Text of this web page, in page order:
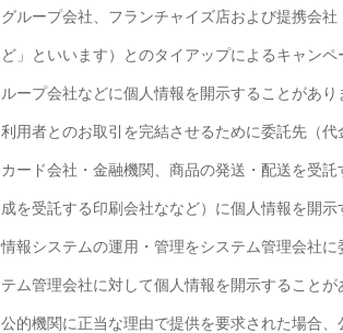
グループ会社、フランチャイズ店および提携会
ど」といいます）とのタイアップによるキャン
ループ会社などに個人情報を開示することがあり
利用者とのお取引を完結させるために委託先（
カード会社・金融機関、商品の発送・配送を受
成を受託する印刷会社ななど）に個人情報を開
情報システムの運用・管理をシステム管理会社
テム管理会社に対して個人情報を開示することが
公的機関に正当な理由で提供を要求された場合